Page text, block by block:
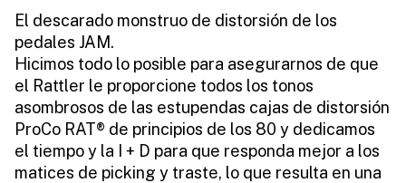
El descarado monstruo de distorsión de los
pedales JAM.
Hicimos todo lo posible para asegurarnos de que
el Rattler le proporcione todos los tonos
asombrosos de las estupendas cajas de distorsión
ProCo RAT® de principios de los 80 y dedicamos
el tiempo y la I + D para que responda mejor a los
matices de picking y traste, lo que resulta en una